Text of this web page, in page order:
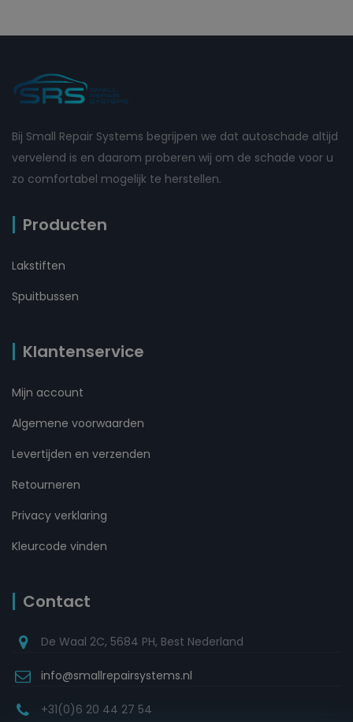
Bij Small Repair Systems begrijpen we dat autoschade altijd
vervelend is en daarom proberen wij om de schade voor u
zo comfortabel mogelijk te herstellen.
Producten
Lakstiften
Spuitbussen
Klantenservice
Mijn account
Algemene voorwaarden
Levertijden en verzenden
Retourneren
Privacy verklaring
Kleurcode vinden
Contact
De Waal 2C, 5684 PH, Best Nederland
info@smallrepairsystems.nl
+31(0)6 20 44 27 54